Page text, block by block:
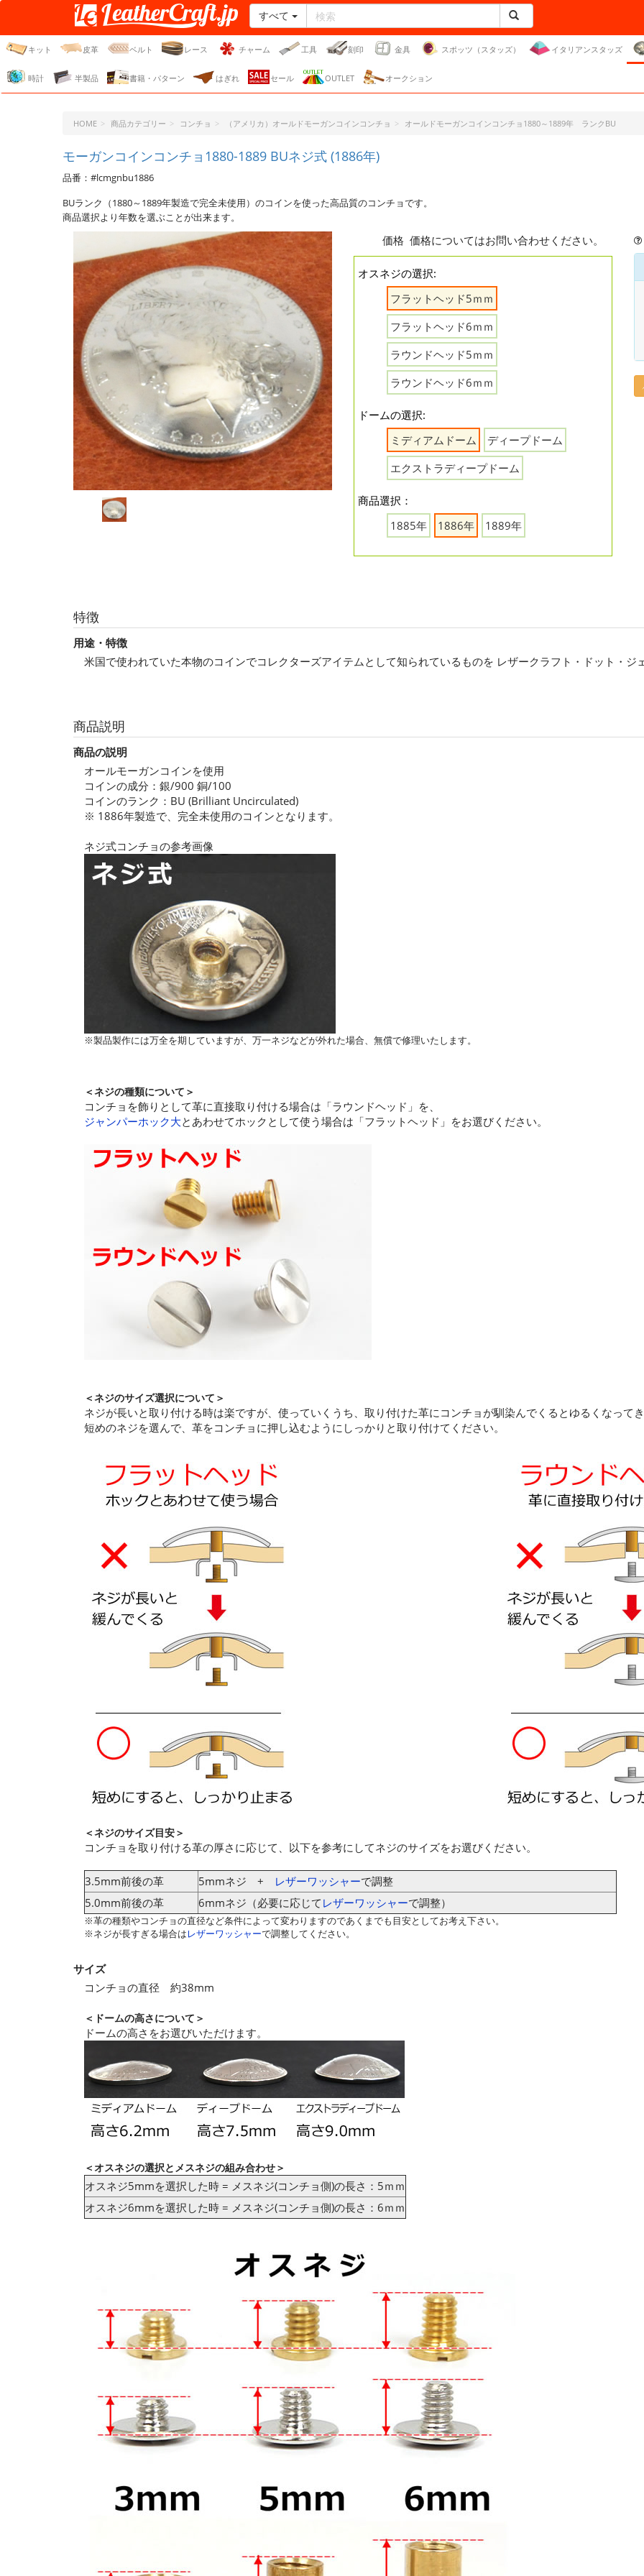
レザークラフト・ドット・
ジェーピー
すべて
キット 皮革 ベルト レース チャーム 工具 刻印 金具 スポッツ（スタッズ） イタリアンスタッズ
時計 半製品 書籍・パターン はぎれ セール OUTLET オークション
HOME 商品カテゴリー コンチョ （アメリカ）オールドモーガンコインコンチョ オールドモーガンコインコンチョ1880～1889年 ランクBU
モーガンコインコンチョ1880-1889 BUネジ式 (1886年)
品番：#lcmgnbu1886
BUランク（1880～1889年製造で完全未使用）のコインを使った高品質のコンチョです。
商品選択より年数を選ぶことが出来ます。
価格 価格についてはお問い合わせください。
オスネジの選択:
フラットヘッド5ｍｍ
フラットヘッド6ｍｍ
ラウンドヘッド5ｍｍ
ラウンドヘッド6ｍｍ
ドームの選択:
ミディアムドーム
ディープドーム
エクストラディープドーム
商品選択：
1885年
1886年 1889年
特徴
用途・特徴
米国で使われていた本物のコインでコレクターズアイテムとして知られているものを レザークラフト・ドット・ジ
商品説明
商品の説明
オールモーガンコインを使用
コインの成分：銀/900 銅/100
コインのランク：BU (Brilliant Uncirculated)
※ 1886年製造で、完全未使用のコインとなります。
ネジ式コンチョの参考画像
※製品製作には万全を期していますが、万一ネジなどが外れた場合、無償で修理いたします。
＜ネジの種類について＞
コンチョを飾りとして革に直接取り付ける場合は「ラウンドヘッド」を、
ジャンパーホック大とあわせてホックとして使う場合は「フラットヘッド」をお選びください。
＜ネジのサイズ選択について＞
ネジが長いと取り付ける時は楽ですが、使っていくうち、取り付けた革にコンチョが馴染んでくるとゆるくなって
短めのネジを選んで、革をコンチョに押し込むようにしっかりと取り付けてください。
＜ネジのサイズ目安＞
コンチョを取り付ける革の厚さに応じて、以下を参考にしてネジのサイズをお選びください。
3.5mm前後の革 5mmネジ + レザーワッシャーで調整
5.0mm前後の革
6mmネジ（必要に応じて レザーワッシャーで調整）
※革の種類やコンチョの直径など条件によって変わりますのであくまでも目安としてお考え下さい。
※ネジが長すぎる場合はレザーワッシャーで調整してください。
サイズ
コンチョの直径 約38mm
＜ドームの高さについて＞
ドームの高さをお選びいただけます。
＜オスネジの選択とメスネジの組み合わせ＞
オスネジ5mmを選択した時 = メスネジ(コンチョ側)の長さ：5ｍｍ
オスネジ6mmを選択した時 = メスネジ(コンチョ側)の長さ：6ｍｍ